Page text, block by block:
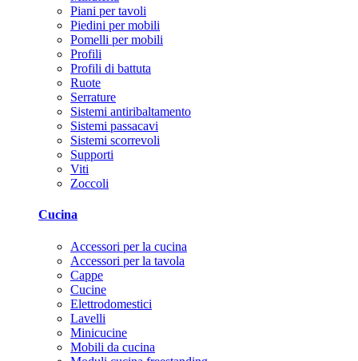
Piani per tavoli
Piedini per mobili
Pomelli per mobili
Profili
Profili di battuta
Ruote
Serrature
Sistemi antiribaltamento
Sistemi passacavi
Sistemi scorrevoli
Supporti
Viti
Zoccoli
Cucina
Accessori per la cucina
Accessori per la tavola
Cappe
Cucine
Elettrodomestici
Lavelli
Minicucine
Mobili da cucina